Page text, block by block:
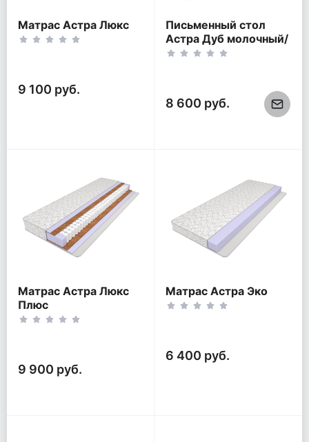
Матрас Астра Люкс
9 100 руб.
Письменный стол
Астра Дуб молочный/
Салатовый
8 600 руб.
Матрас Астра Люкс
Плюс
9 900 руб.
Матрас Астра Эко
6 400 руб.